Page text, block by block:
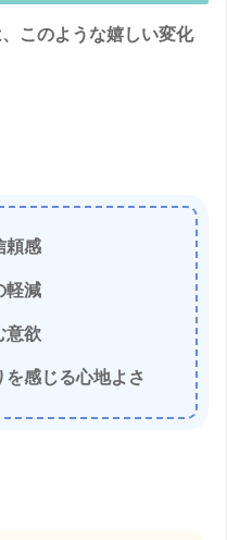
このような嬉しい変化
頼感
軽減
意欲
を感じる心地よさ